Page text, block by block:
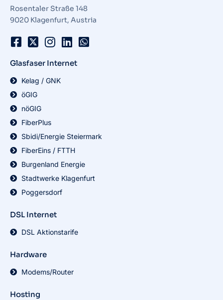
Rosentaler Straße 148
9020 Klagenfurt, Austria
Glasfaser Internet
Kelag / GNK
öGIG
nöGIG
FiberPlus
Sbidi/Energie Steiermark
FiberEins / FTTH
Burgenland Energie
Stadtwerke Klagenfurt
Poggersdorf
DSL Internet
DSL Aktionstarife
Hardware
Modems/Router
Hosting